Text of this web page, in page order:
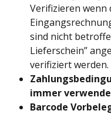
Verifizieren wenn
sind nicht
Lieferschein”
verifiziert werden.
immer
Barcode